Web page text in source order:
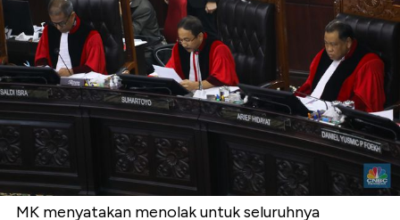
MK menyatakan menolak untuk seluruhnya